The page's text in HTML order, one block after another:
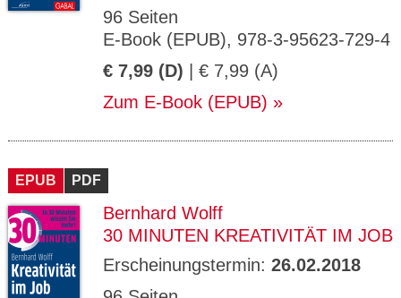
96 Seiten
E-Book (EPUB), 978-3-95623-729-4
€ 7,99 (D) | € 7,99 (A)
Zum E-Book (EPUB)
EPUB PDF
Bernhard Wolff
30 MINUTEN KREATIVITÄT IM JOB
Erscheinungstermin: 26.02.2018